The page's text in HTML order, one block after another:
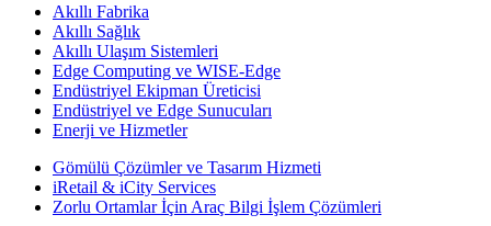
Akıllı Fabrika
Akıllı Sağlık
Akıllı Ulaşım Sistemleri
Edge Computing ve WISE-Edge
Endüstriyel Ekipman Üreticisi
Endüstriyel ve Edge Sunucuları
Enerji ve Hizmetler
Gömülü Çözümler ve Tasarım Hizmeti
iRetail & iCity Services
Zorlu Ortamlar İçin Araç Bilgi İşlem Çözümleri